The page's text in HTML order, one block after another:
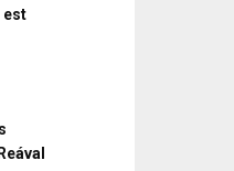
est